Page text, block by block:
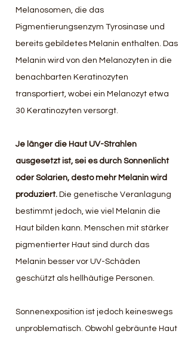
Melanosomen, die das
Pigmentierungsenzym Tyrosinase und
bereits gebildetes Melanin enthalten. Das
Melanin wird von den Melanozyten in die
benachbarten Keratinozyten
transportiert, wobei ein Melanozyt etwa
30 Keratinozyten versorgt.
Je länger die Haut UV-Strahlen
ausgesetzt ist, sei es durch Sonnenlicht
oder Solarien, desto mehr Melanin wird
produziert. Die genetische Veranlagung
bestimmt jedoch, wie viel Melanin die
Haut bilden kann. Menschen mit stärker
pigmentierter Haut sind durch das
Melanin besser vor UV-Schäden
geschützt als hellhäutige Personen.
Sonnenexposition ist jedoch keineswegs
unproblematisch. Obwohl gebräunte Haut